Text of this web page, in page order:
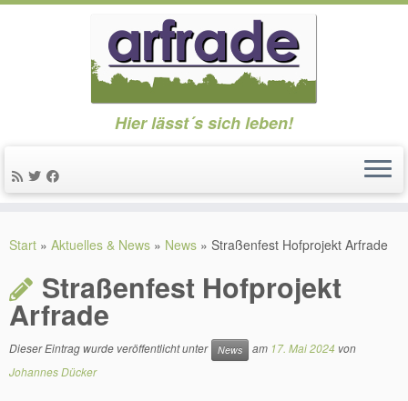
Inhalt
Hier lässt´s sich leben!
Start » Aktuelles & News » News » Straßenfest Hofprojekt Arfrade
Straßenfest Hofprojekt
Arfrade
Dieser Eintrag wurde veröffentlicht unter News am 17. Mai 2024 von
Johannes Dücker